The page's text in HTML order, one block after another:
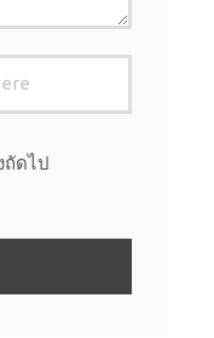
ถัดไป